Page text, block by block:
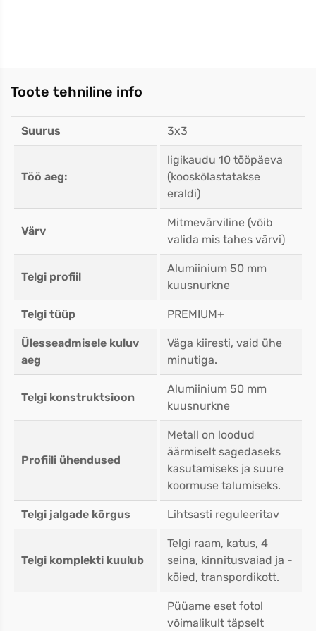
Toote tehniline info
Suurus 3x3
Töö aeg:
ligikaudu 10 tööpäeva
(kooskõlastatakse
eraldi)
Värv
Mitmevärviline (võib
valida mis tahes värvi)
Telgi profiil
Alumiinium 50 mm
kuusnurkne
Telgi tüüp PREMIUM+
Ülesseadmisele kuluv
aeg
Väga kiiresti, vaid ühe
minutiga.
Telgi konstruktsioon
Alumiinium 50 mm
kuusnurkne
Profiili ühendused
Metall on loodud
äärmiselt sagedaseks
kasutamiseks ja suure
koormuse talumiseks.
Telgi jalgade kõrgus Lihtsasti reguleeritav
Telgi komplekti kuulub
Telgi raam, katus, 4
seina, kinnitusvaiad ja -
köied, transpordikott.
Püüame eset fotol
võimalikult täpselt